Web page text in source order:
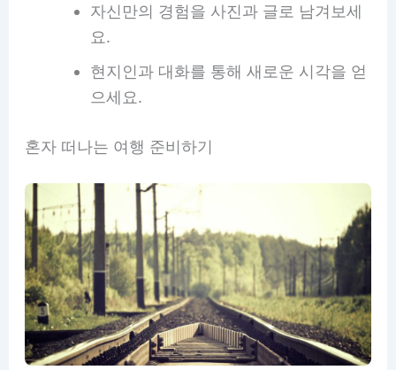
자신만의 경험을 사진과 글로 남겨보세
요.
현지인과 대화를 통해 새로운 시각을 얻
으세요.
혼자 떠나는 여행 준비하기